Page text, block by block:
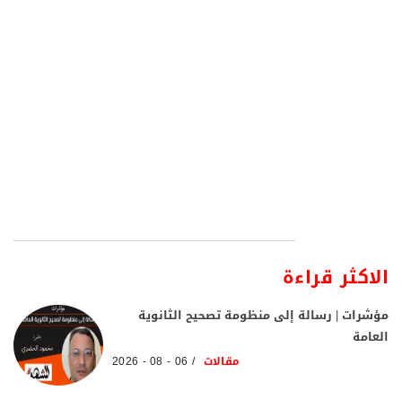
الاكثر قراءة
مؤشرات | رسالة إلى منظومة تصحيح الثانوية
العامة
مقالات 06 - 08 - 2026